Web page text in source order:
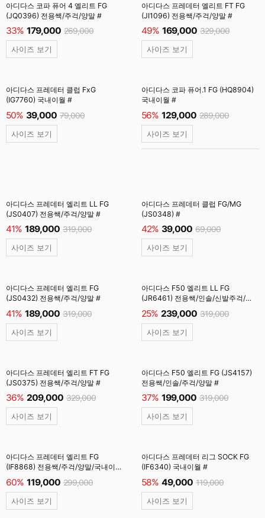
아디다스 코파 퓨어 4 엘리트 FG
(JQ0396) 전용쌕/주걱/양말 #
33% 179,000 269,000
사이즈 보기
아디다스 프레데터 엘리트 FT FG
(JI1096) 전용쌕/주걱/양말 #
49% 169,000 329,000
사이즈 보기
아디다스 프레데터 클럽 FxG
(IG7760) 국내이월 #
50% 39,000 79,000
사이즈 보기
아디다스 코파 퓨어.1 FG (HQ8904)
국내이월 #
56% 129,000 289,000
사이즈 보기
아디다스 프레데터 엘리트 LL FG
(JS0407) 전용쌕/주걱/양말 #
41% 189,000 319,000
사이즈 보기
아디다스 프레데터 클럽 FG/MG
(JS0348) #
42% 39,000 69,000
사이즈 보기
아디다스 프레데터 엘리트 FG
(JS0432) 전용쌕/주걱/양말 #
41% 189,000 319,000
사이즈 보기
아디다스 F50 엘리트 LL FG
(JR6461) 전용쌕/인솔/신발주걱/
양말 #
25% 239,000 319,000
사이즈 보기
아디다스 프레데터 엘리트 FT FG
(JS0375) 전용쌕/주걱/양말 #
36% 209,000 329,000
사이즈 보기
아디다스 F50 엘리트 FG (JS4157)
전용쌕/인솔/주걱/양말 #
37% 199,000 319,000
사이즈 보기
아디다스 프레데터 엘리트 FG
(IF8868) 전용쌕/주걱/양말/국내이월
#
60% 119,000 299,000
사이즈 보기
아디다스 프레데터 리그 SOCK FG
(IF6340) 국내이월 #
58% 49,000 119,000
사이즈 보기